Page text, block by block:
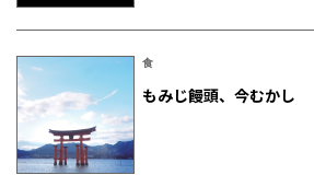
食
もみじ饅頭、今むかし